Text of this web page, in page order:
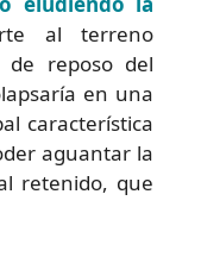
al terreno
de reposo del
en una
característica
aguantar la
retenido, que